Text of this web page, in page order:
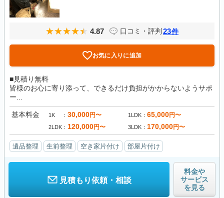
4.87 口コミ・評判 23件
お気に入りに追加
■見積り無料
皆様のお心に寄り添って、できるだけ負担がかからないようサポ
ー...
基本料金 1K 30,000円〜 1LDK 65,000円〜
2LDK 120,000円〜 3LDK 170,000円〜
遺品整理 生前整理 空き家片付け 部屋片付け
見積もり依頼・相談
料金や
サービス
を見る